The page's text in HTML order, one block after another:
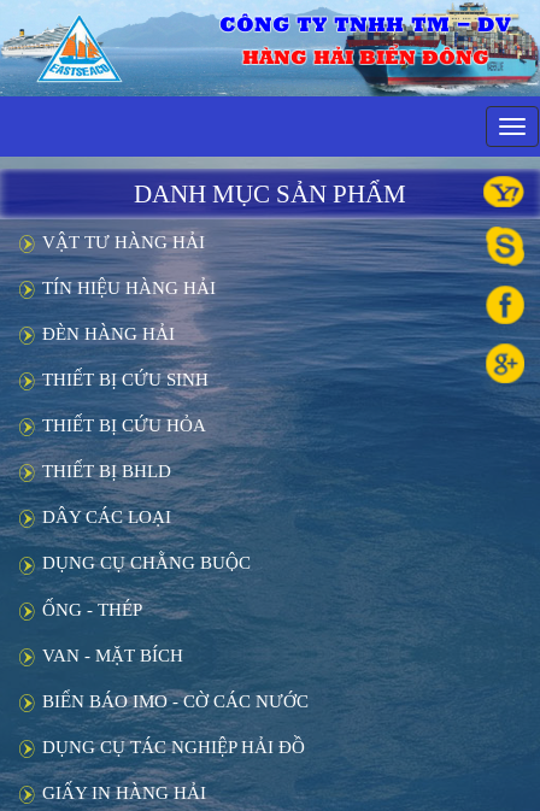
CÔNG TY TNHH TM - DV
HÀNG HẢI BIỂN ĐÔNG
DANH MỤC SẢN PHẨM
VẬT TƯ HÀNG HẢI
TÍN HIỆU HÀNG HẢI
ĐÈN HÀNG HẢI
THIẾT BỊ CỨU SINH
THIẾT BỊ CỨU HỎA
THIẾT BỊ BHLD
DÂY CÁC LOẠI
DỤNG CỤ CHẰNG BUỘC
ỐNG - THÉP
VAN - MẶT BÍCH
BIỂN BÁO IMO - CỜ CÁC NƯỚC
DỤNG CỤ TÁC NGHIỆP HẢI ĐỒ
GIẤY IN HÀNG HẢI